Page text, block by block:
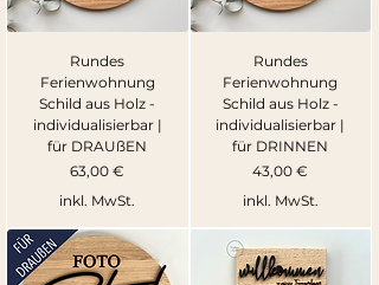
Rundes
Ferienwohnung
Schild aus Holz -
individualisierbar |
für DRAUßEN
Preis
63,00 €
inkl. MwSt.
Rundes
Ferienwohnung
Schild aus Holz -
individualisierbar |
für DRINNEN
Preis
43,00 €
inkl. MwSt.